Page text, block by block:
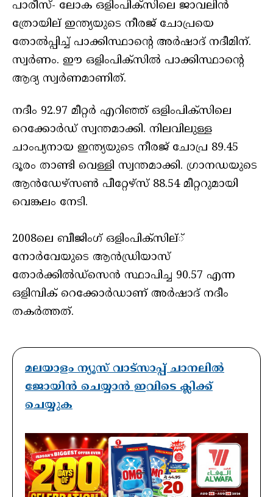
പാരീസ്- ലോക ഒളിംപിക്സിലെ ജാവലിൻ
ത്രോയില് ഇന്ത്യയുടെ നീരജ് ചോപ്രയെ
തോൽപ്പിച്ച് പാക്കിസ്ഥാന്റെ അർഷാദ് നദീമിന്.
സ്വർണം. ഈ ഒളിംപിക്സിൽ പാക്കിസ്ഥാന്റെ
ആദ്യ സ്വർണമാണിത്.
നദീം 92.97 മീറ്റർ എറിഞ്ഞ് ഒളിംപിക്സിലെ
റെക്കോർഡ് സ്വന്തമാക്കി. നിലവിലുള്ള
ചാംപ്യനായ ഇന്ത്യയുടെ നീരജ് ചോപ്ര 89.45
ദൂരം താണ്ടി വെള്ളി സ്വന്തമാക്കി. ഗ്രാനഡയുടെ
ആൻഡേഴ്‌സൺ പീറ്റേഴ്‌സ് 88.54 മീറ്ററുമായി
വെങ്കലം നേടി.
2008ലെ ബീജിംഗ് ഒളിംപിക്സില്്
നോർവേയുടെ ആൻഡ്രിയാസ്
തോർക്കിൽഡ്‌സെൻ സ്ഥാപിച്ച 90.57 എന്ന
ഒളിമ്പിക് റെക്കോർഡാണ് അർഷാദ് നദീം
തകർത്തത്.
മലയാളം ന്യൂസ് വാട്സാപ്പ് ചാനലിൽ
ജോയിൻ ചെയ്യാൻ ഇവിടെ ക്ലിക്ക്
ചെയ്യുക